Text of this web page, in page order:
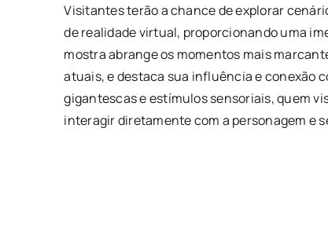
Visitantes terão a chance de explorar
de realidade virtual, proporcionando uma
mostra abrange os momentos mais
atuais, e destaca sua influência e conexão
gigantescas e estímulos sensoriais, quem
interagir diretamente com a personagem e